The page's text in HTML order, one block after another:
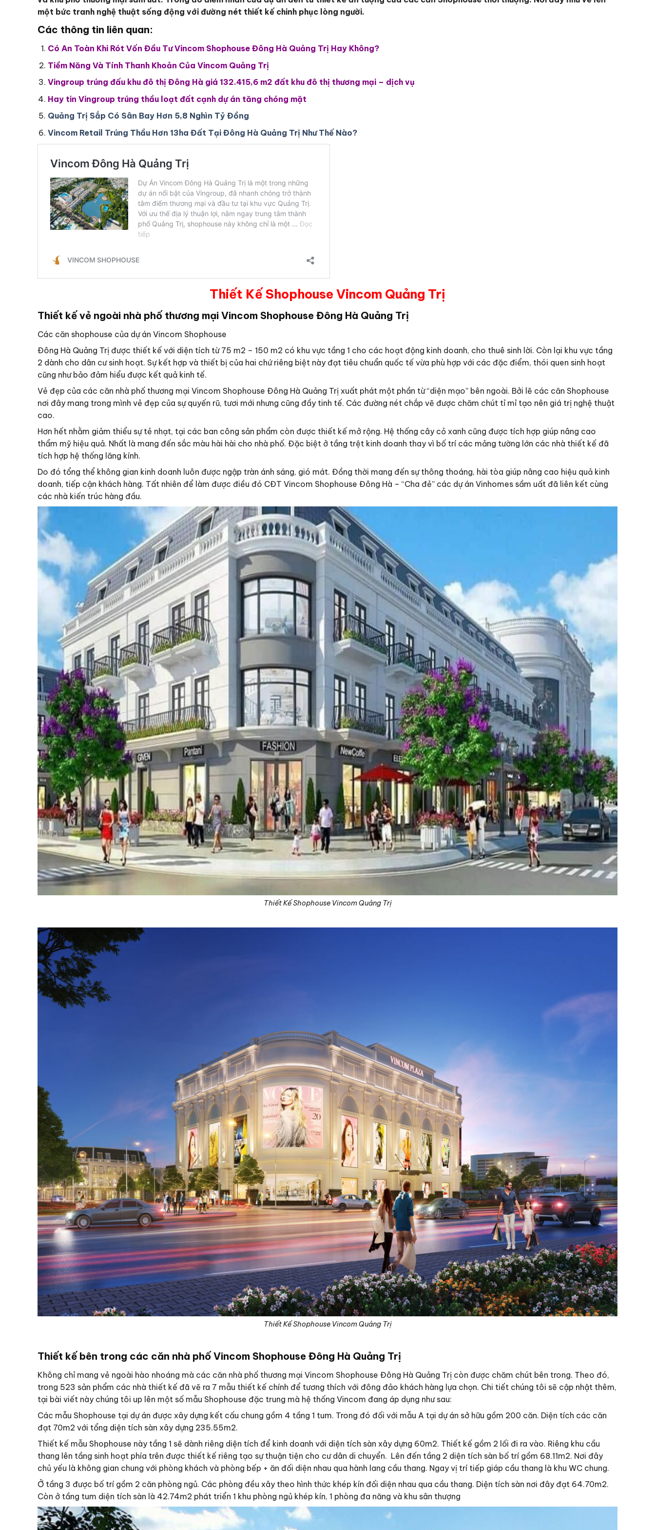
một bức tranh nghệ thuật sống động với đường nét thiết kế chinh phục lòng người.
Các thông tin liên quan:
Có An Toàn Khi Rót Vốn Đầu Tư Vincom Shophouse Đông Hà Quảng Trị Hay Không?
Tiềm Năng Và Tính Thanh Khoản Của Vincom Quảng Trị
Vingroup trúng đấu khu đô thị Đông Hà giá 132.415,6 m2 đất khu đô thị thương mại – dịch vụ
Hay tin Vingroup trúng thầu loạt đất cạnh dự án tăng chóng mặt
Quảng Trị Sắp Có Sân Bay Hơn 5,8 Nghìn Tỷ Đồng
Vincom Retail Trúng Thầu Hơn 13ha Đất Tại Đông Hà Quảng Trị Như Thế Nào?
Thiết Kế Shophouse Vincom Quảng Trị
Thiết kế vẻ ngoài nhà phố thương mại Vincom Shophouse Đông Hà Quảng Trị
Các căn shophouse của dự án Vincom Shophouse
Đông Hà Quảng Trị được thiết kế với diện tích từ 75 m2 – 150 m2 có khu vực tầng 1 cho các hoạt động kinh doanh, cho thuê sinh lời. Còn lại khu vực tầng
2 dành cho dân cư sinh hoạt. Sự kết hợp và thiết bị của hai chứ riêng biệt này đạt tiêu chuẩn quốc tế vừa phù hợp với các đặc điểm, thói quen sinh hoạt
cũng như bảo đảm hiểu được kết quả kinh tế.
Vẻ đẹp của các căn nhà phố thương mại Vincom Shophouse Đông Hà Quảng Trị xuất phát một phần từ “diện mạo” bên ngoài. Bởi lẽ các căn Shophouse
nơi đây mang trong mình vẻ đẹp của sự quyến rũ, tươi mới nhưng cũng đầy tinh tế. Các đường nét chắp vẽ được chăm chút tỉ mỉ tạo nên giá trị nghệ thuật
cao.
Hơn hết nhằm giảm thiểu sự tẻ nhạt, tại các ban công sản phẩm còn được thiết kế mở rộng. Hệ thống cây cỏ xanh cũng được tích hợp giúp nâng cao
thẩm mỹ hiệu quả. Nhất là mang đến sắc màu hài hài cho nhà phố. Đặc biệt ở tầng trệt kinh doanh thay vì bố trí các mảng tường lớn các nhà thiết kế đã
tích hợp hệ thống lăng kính.
Do đó tổng thể không gian kinh doanh luôn được ngập tràn ánh sáng, gió mát. Đồng thời mang đến sự thông thoáng, hài tòa giúp nâng cao hiệu quả kinh
doanh, tiếp cận khách hàng. Tất nhiên để làm được điều đó CĐT Vincom Shophouse Đông Hà – “Cha đẻ” các dự án Vinhomes sầm uất đã liên kết cùng
các nhà kiến trúc hàng đầu.
Thiết Kế Shophouse Vincom Quảng Trị
Thiết Kế Shophouse Vincom Quảng Trị
Thiết kế bên trong các căn nhà phố Vincom Shophouse Đông Hà Quảng Trị
Không chỉ mang vẻ ngoài hào nhoáng mà các căn nhà phố thương mại Vincom Shophouse Đông Hà Quảng Trị còn được chăm chút bên trong. Theo đó,
trong 523 sản phẩm các nhà thiết kế đã vẽ ra 7 mẫu thiết kế chính để tương thích với đông đảo khách hàng lựa chọn. Chi tiết chúng tôi sẽ cập nhật thêm,
tại bài viết này chúng tôi up lên một số mẫu Shophouse đặc trung mà hệ thống Vincom đang áp dụng như sau:
Các mẫu Shophouse tại dự án được xây dựng kết cấu chung gồm 4 tầng 1 tum. Trong đó đối với mẫu A tại dự án sở hữu gồm 200 căn. Diện tích các căn
đạt 70m2 với tổng diện tích sàn xây dựng 235.55m2.
Thiết kế mẫu Shophouse này tầng 1 sẽ dành riêng diện tích để kinh doanh với diện tích sàn xây dựng 60m2. Thiết kế gồm 2 lối đi ra vào. Riêng khu cầu
thang lên tầng sinh hoạt phía trên được thiết kế riêng tạo sự thuận tiện cho cư dân di chuyển. Lên đến tầng 2 diện tích sàn bố trí gồm 68.11m2. Nơi đây
chủ yếu là không gian chung với phòng khách và phòng bếp + ăn đối diện nhau qua hành lang cầu thang. Ngay vị trí tiếp giáp cầu thang là khu WC chung.
Ở tầng 3 được bố trí gồm 2 căn phòng ngủ. Các phòng đều xây theo hình thức khép kín đối diện nhau qua cầu thang. Diện tích sàn nơi đây đạt 64.70m2.
Còn ở tầng tum diện tích sàn là 42.74m2 phát triển 1 khu phòng ngủ khép kín, 1 phòng đa năng và khu sân thượng